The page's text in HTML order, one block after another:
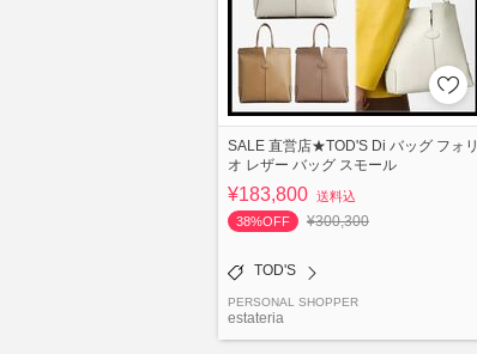
SALE 直営店★TOD'S Di バッグ フォリ
オ レザー バッグ スモール
¥183,800 送料込
38%OFF
¥300,300
TOD'S
PERSONAL SHOPPER
estateria